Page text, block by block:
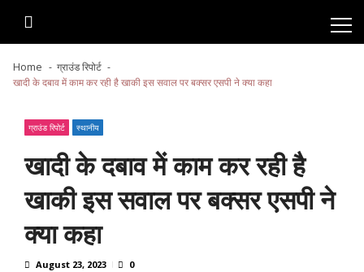
Home
ग्राउंड रिपोर्ट
खादी के दबाव में काम कर रही है खाकी इस सवाल पर बक्सर एसपी ने क्या कहा
ग्राउंड रिपोर्ट स्थानीय
खादी के दबाव में काम कर रही है
खाकी इस सवाल पर बक्सर एसपी ने
क्या कहा
August 23, 2023 0